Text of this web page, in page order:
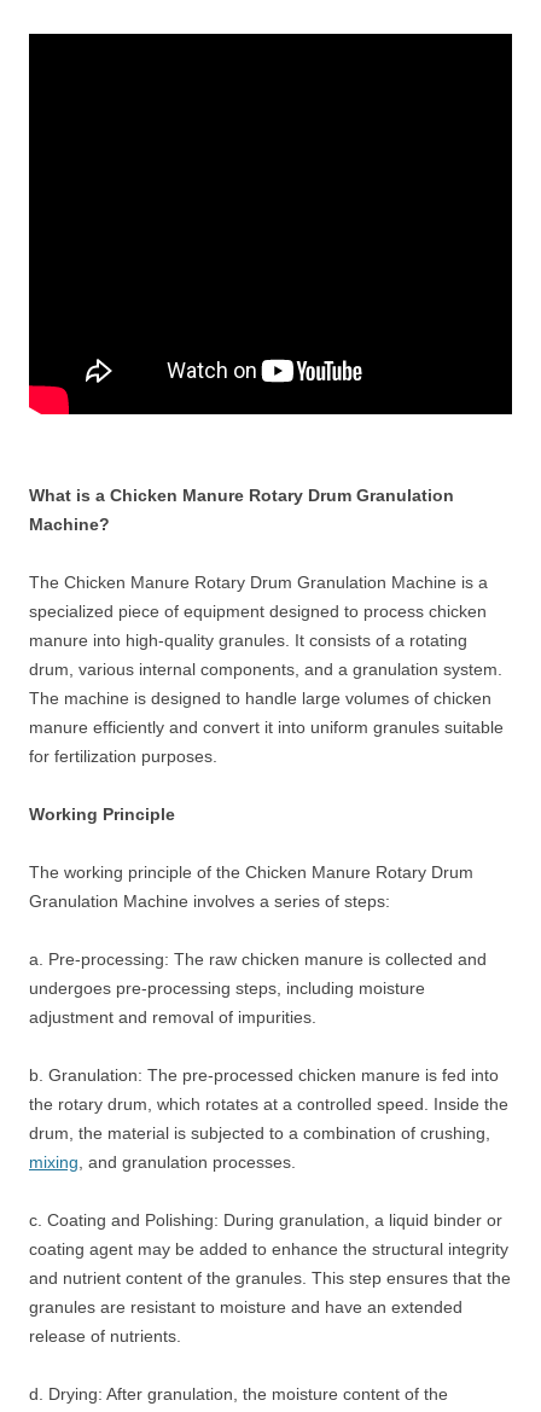
What is a Chicken Manure Rotary Drum Granulation
Machine?
The Chicken Manure Rotary Drum Granulation Machine is a
specialized piece of equipment designed to process chicken
manure into high-quality granules. It consists of a rotating
drum, various internal components, and a granulation system.
The machine is designed to handle large volumes of chicken
manure efficiently and convert it into uniform granules suitable
for fertilization purposes.
Working Principle
The working principle of the Chicken Manure Rotary Drum
Granulation Machine involves a series of steps:
a. Pre-processing: The raw chicken manure is collected and
undergoes pre-processing steps, including moisture
adjustment and removal of impurities.
b. Granulation: The pre-processed chicken manure is fed into
the rotary drum, which rotates at a controlled speed. Inside the
drum, the material is subjected to a combination of crushing,
mixing , and granulation processes.
c. Coating and Polishing: During granulation, a liquid binder or
coating agent may be added to enhance the structural integrity
and nutrient content of the granules. This step ensures that the
granules are resistant to moisture and have an extended
release of nutrients.
d. Drying: After granulation, the moisture content of the